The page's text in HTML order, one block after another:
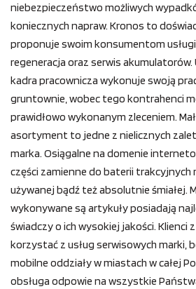
niebezpieczeństwo możliwych
koniecznych napraw. Kronos to
proponuje swoim konsumentom
regeneracja oraz serwis
kadra pracownicza wykonuje swoją
gruntownie, wobec tego kontrahenci
prawidłowo wykonanym zleceniem.
asortyment to jedne z nielicznych
marka. Osiągalne na domenie
części zamienne do baterii trakcyjnych
używanej bądź też absolutnie śmiałej.
wykonywane są artykuły posiadają
świadczy o ich wysokiej jakości. Klienci
korzystać z usług serwisowych marki,
mobilne oddziały w miastach w całej
obsługa odpowie na wszystkie